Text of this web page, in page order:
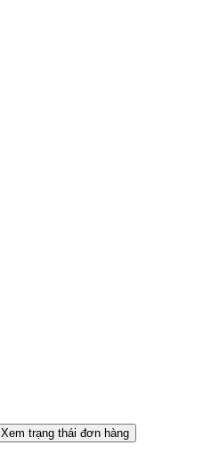
Xem trạng thái đơn hàng